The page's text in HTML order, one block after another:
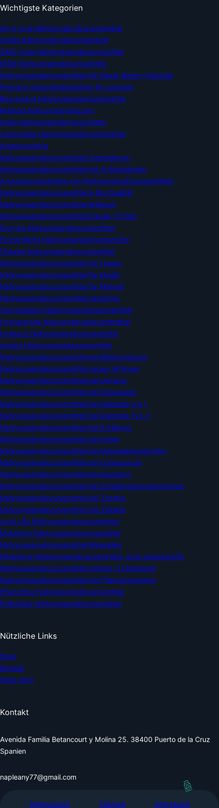
Wichtigste Kategorien
All-in-One Nahrungsergänzungsmittel
Cholin Nahrungsergänzungsmittel
GMO-freie Nahrungsergänzungsmittel
MSM Nahrungsergänzungsmittel
Nahrungsergänzungsmittel für Säure-Basen-Haushalt
Premium Gesundheitstestkits für zuhause
Resveratrol Nahrungsergänzungsmittel
Rohkost Nahrungsergänzung
Inulin Nahrungsergänzungsmittel
Liposomale Nahrungsergänzungsmittel
Algenprodukte
Nahrungsergänzungsmittel Aminosäuren
Nahrungsergänzungsmittel mit Antioxidantien
Anwendungsgebiete von Nahrungsergänzungsmitteln
Nahrungsergänzungsmittel in Bio Qualität
Nahrungsergänzungsmittel Kollagen
Nahrungsergänzungsmittel Eiweiß, Protein
Enzyme Nahrungsergänzungsmittel
Fermentierte Nahrungsergänzungsmittel
Flüssige Nahrungsergänzungsmittel
Nahrungsergänzungsmittel für Frauen
Nahrungsergänzungsmittel für Kinder
Nahrungsergänzungsmittel für Männer
Nahrungsergänzungsmittel glutenfrei
Hochdosierte Nahrungsergänzungsmittel
Hochwertige Nahrungsergänzungsmittel
Hyaluron Nahrungsergänzungsmittel
Inositol Nahrungsergänzungsmittel
Nahrungsergänzungsmittel bei Bluthochdruck
Nahrungsergänzungsmittel gegen Arthrose
Nahrungsergänzungsmittel bei Demenz
Nahrungsergänzungsmittel bei Depression
Nahrungsergänzungsmittel bei Diabetes typ 1
Nahrungsergänzungsmittel bei Diabetes Typ 2
Nahrungsergänzungsmittel bei Erkältung
Nahrungsergänzungsmittel bei Krebs
Nahrungsergänzungsmittel bei Makuladegeneration
Nahrungsergänzungsmittel bei Osteoporose
Nahrungsergänzungsmittel bei Reizdarm
Nahrungsergänzungsmittel bei Schilddrüsenunterfunktion
Nahrungsergänzungsmittel bei Tinnitus
Nahrungsergänzungsmittel bei Zöliakie
Long Life Nahrungsergänzungsmittel
Melatonin Nahrungsergänzungsmittel
Nahrungsergänzungsmittel Mineralien
Natürliche Nahrungsergänzungsmittel, ohne Zusatzstoffe
Nahrungsergänzungsmittel Omega-3 Fettsäuren
Nahrungsergänzungsmittel mit Pflanzenextrakte
Pflanzliche Nahrungsergänzungsmittel
Präbiotika Nahrungsergänzungsmittel
Nützliche Links
Shop
Kontakt
Über mich
Kontakt
Avenida Familia Betancourt y Molina 25. 38400 Puerto de la Cruz
Spanien
napleany77@gmail.com
Datenschutz Sitemap Impressum